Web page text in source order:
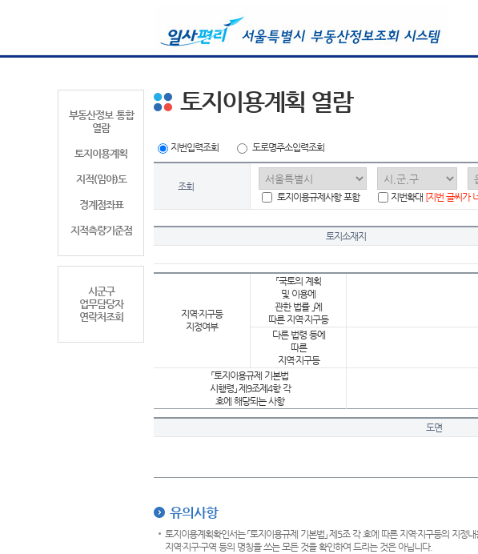
부동산정보 통합
열람
토지이용계획
지적(임야)도
경계점좌표
지적측량기준점
시군구
업무담당자
연락처조회
토지이용계획 열람
지번입력조회 도로명주소입력조회
조회
토지이용규제사항 포함
지번확대 [지번 글씨가
토지소재지
지역·지구등
지정여부
「국토의 계획
및 이용에
관한 법률 」에
따른 지역·지구등
다른 법령 등에
따른
지역·지구등
「토지이용규제 기본법
시행령」 제9조제4항 각
호에 해당되는 사항
도면
유의사항
토지이용계획확인서는 「토지이용규제 기본법」 제5조 각 호에 따른 지역·지구등의 지
지역·지구·구역 등의 명칭을 쓰는 모든 것을 확인하여 드리는 것은 아닙니다.